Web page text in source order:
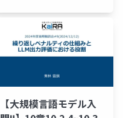
【大規模言語モデル入